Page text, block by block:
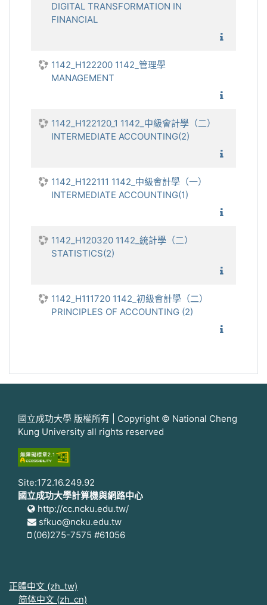
DIGITAL TRANSFORMATION IN
FINANCIAL
1142_H122200 1142_管理學
MANAGEMENT
1142_H122120_1 1142_中級會計學（二）
INTERMEDIATE ACCOUNTING(2)
1142_H122111 1142_中級會計學（一）
INTERMEDIATE ACCOUNTING(1)
1142_H120320 1142_統計學（二）
STATISTICS(2)
1142_H111720 1142_初級會計學（二）
PRINCIPLES OF ACCOUNTING (2)
國立成功大學 版權所有 | Copyright © National Cheng
Kung University all rights reserved
Site:172.16.249.92
國立成功大學計算機與網路中心
http://cc.ncku.edu.tw/
sfkuo@ncku.edu.tw
(06)275-7575 #61056
正體中文 ‎(zh_tw)‎
简体中文 ‎(zh_cn)‎